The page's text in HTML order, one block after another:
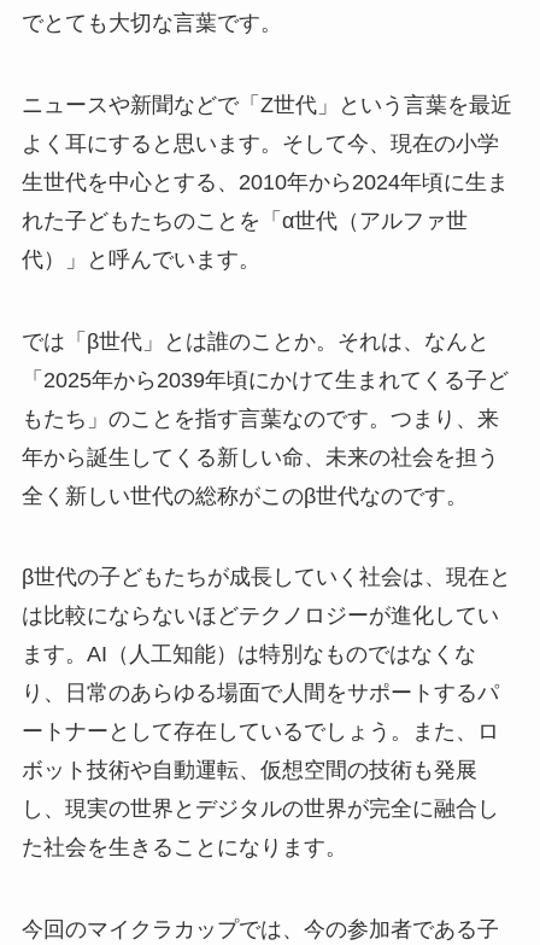
でとても大切な言葉です。
ニュースや新聞などで「Z世代」という言葉を最近
よく耳にすると思います。そして今、現在の小学
生世代を中心とする、2010年から2024年頃に生ま
れた子どもたちのことを「α世代（アルファ世
代）」と呼んでいます。
では「β世代」とは誰のことか。それは、なんと
「2025年から2039年頃にかけて生まれてくる子ど
もたち」のことを指す言葉なのです。つまり、来
年から誕生してくる新しい命、未来の社会を担う
全く新しい世代の総称がこのβ世代なのです。
β世代の子どもたちが成長していく社会は、現在と
は比較にならないほどテクノロジーが進化してい
ます。AI（人工知能）は特別なものではなくな
り、日常のあらゆる場面で人間をサポートするパ
ートナーとして存在しているでしょう。また、ロ
ボット技術や自動運転、仮想空間の技術も発展
し、現実の世界とデジタルの世界が完全に融合し
た社会を生きることになります。
今回のマイクラカップでは、今の参加者である子